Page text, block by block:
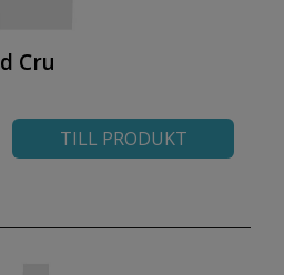
Cru
TILL PRODUKT